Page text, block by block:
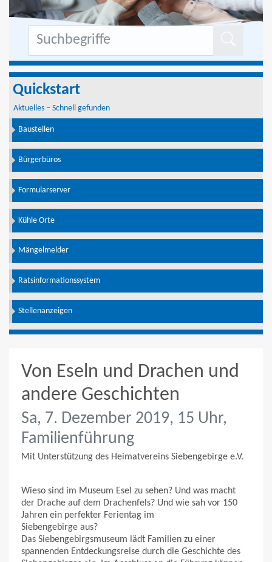
Quickstart
Aktuelles – Schnell gefunden
Baustellen
Bürgerbüros
Formularserver
Kühle Orte
Mängelmelder
Ratsinformationssystem
Stellenanzeigen
Von Eseln und Drachen und
andere Geschichten
Sa, 7. Dezember 2019, 15 Uhr,
Familienführung
Mit Unterstützung des Heimatvereins Siebengebirge e.V.
Wieso sind im Museum Esel zu sehen? Und was macht
der Drache auf dem Drachenfels? Und wie sah vor 150
Jahren ein perfekter Ferientag im
Siebengebirge aus?
Das Siebengebirgsmuseum lädt Familien zu einer
spannenden Entdeckungsreise durch die Geschichte des